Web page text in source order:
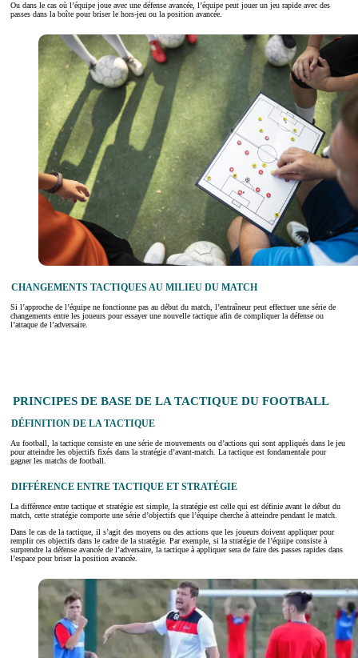
Ou dans le cas où l’équipe joue avec une défense avancée, l’équipe peut jouer un jeu rapide avec des
passes dans la boîte pour briser le hors-jeu ou la position avancée.
CHANGEMENTS TACTIQUES AU MILIEU DU MATCH
Si l’approche de l’équipe ne fonctionne pas au début du match, l’entraîneur peut effectuer une série de
changements entre les joueurs pour essayer une nouvelle tactique afin de compliquer la défense ou
l’attaque de l’adversaire.
PRINCIPES DE BASE DE LA TACTIQUE DU FOOTBALL
DÉFINITION DE LA TACTIQUE
Au football, la tactique consiste en une série de mouvements ou d’actions qui sont appliqués dans le jeu
pour atteindre les objectifs fixés dans la stratégie d’avant-match. La tactique est fondamentale pour
gagner les matchs de football.
DIFFÉRENCE ENTRE TACTIQUE ET STRATÉGIE
La différence entre tactique et stratégie est simple, la stratégie est celle qui est définie avant le début du
match, cette stratégie comporte une série d’objectifs que l’équipe cherche à atteindre pendant le match.
Dans le cas de la tactique, il s’agit des moyens ou des actions que les joueurs doivent appliquer pour
remplir ces objectifs dans le cadre de la stratégie. Par exemple, si la stratégie de l’équipe consiste à
surprendre la défense avancée de l’adversaire, la tactique à appliquer sera de faire des passes rapides dans
l’espace pour briser la position avancée.